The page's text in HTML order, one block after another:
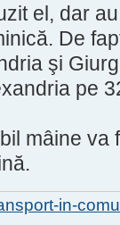
el, dar
De
şi
pe
mâine va
in-